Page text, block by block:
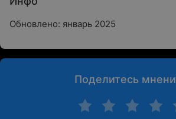
Обновлено: январь 2025
Поделитесь